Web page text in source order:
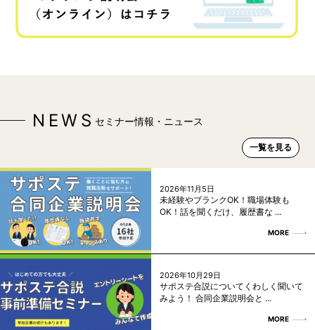
NEWS セミナー情報・ニュース
一覧を見る
2026年11月5日
未経験やブランクOK！職場体験も
OK！話を聞くだけ、履歴書な ...
MORE
2026年10月29日
サポステ合説についてくわしく聞いて
みよう！ 合同企業説明会と ...
MORE